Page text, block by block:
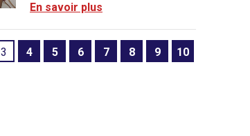
En savoir plus
3 4 5 6 7 8 9 10